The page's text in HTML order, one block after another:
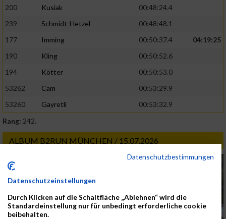
200
Kusiak
00:48:24.4
239
Schmidt-Hetzel
00:48:48.1
177
Imming 00:50:37.4
04:19:25
190
Kling
00:50:52.6
194
Kötter
00:50:53.0
53262
Cam
00:53:29.9
53260
Gayretli
00:53:32.9
Rang: 242.
ALBUM B2RUN MÜNCHEN / 15.07.2026
Datenschutzbestimmungen
Datenschutzeinstellungen
Durch Klicken auf die Schaltfläche „Ablehnen“ wird die
Standardeinstellung nur für unbedingt erforderliche cookie
beibehalten.